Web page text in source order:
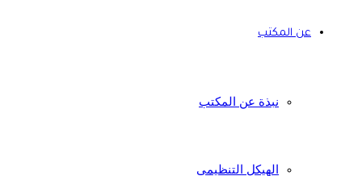
عن المكتب
نبذة عن المكتب
الهيكل التنظيمى